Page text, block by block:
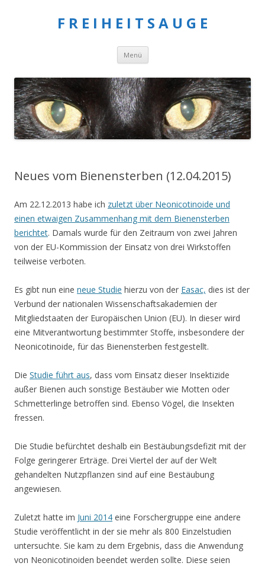
F R E I H E I T S A U G E
Menü Springe
Inhalt
Neues vom Bienensterben (12.04.2015)
Am 22.12.2013 habe ich zuletzt über Neonicotinoide und
einen etwaigen Zusammenhang mit dem Bienensterben
berichtet. Damals wurde für den Zeitraum von zwei Jahren
von der EU-Kommission der Einsatz von drei Wirkstoffen
teilweise verboten.
Es gibt nun eine neue Studie hierzu von der Easac, dies ist der
Verbund der nationalen Wissenschaftsakademien der
Mitgliedstaaten der Europäischen Union (EU). In dieser wird
eine Mitverantwortung bestimmter Stoffe, insbesondere der
Neonicotinoide, für das Bienensterben festgestellt.
Die Studie führt aus, dass vom Einsatz dieser Insektizide
außer Bienen auch sonstige Bestäuber wie Motten oder
Schmetterlinge betroffen sind. Ebenso Vögel, die Insekten
fressen.
Die Studie befürchtet deshalb ein Bestäubungsdefizit mit der
Folge geringerer Erträge. Drei Viertel der auf der Welt
gehandelten Nutzpflanzen sind auf eine Bestäubung
angewiesen.
Zuletzt hatte im Juni 2014 eine Forschergruppe eine andere
Studie veröffentlicht in der sie mehr als 800 Einzelstudien
untersuchte. Sie kam zu dem Ergebnis, dass die Anwendung
von Neonicotinoiden beendet werden sollte. Diese seien